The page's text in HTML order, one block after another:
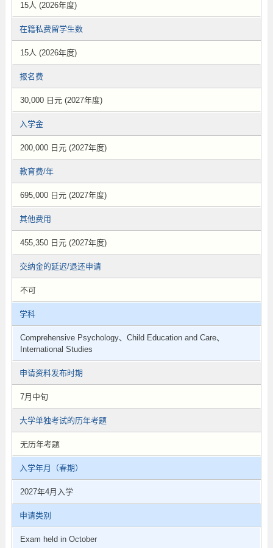
15人 (2026年度)
在籍私费留学生数
15人 (2026年度)
报名费
30,000 日元 (2027年度)
入学金
200,000 日元 (2027年度)
教育费/年
695,000 日元 (2027年度)
其他费用
455,350 日元 (2027年度)
交纳金的延迟/退还申请
不可
学科
Comprehensive Psychology、Child Education and Care、
International Studies
申请资料发布时期
7月中旬
大学单独考试的历年考题
无历年考题
入学年月（春期）
2027年4月入学
申请类别
Exam held in October